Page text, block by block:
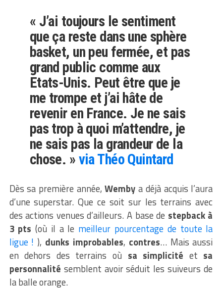
« J’ai toujours le sentiment
que ça reste dans une sphère
basket, un peu fermée, et pas
grand public comme aux
Etats-Unis. Peut être que je
me trompe et j’ai hâte de
revenir en France. Je ne sais
pas trop à quoi m’attendre, je
ne sais pas la grandeur de la
chose. » via Théo Quintard
Dès sa première année,Wemby a déjà acquis l’aura
d’une superstar. Que ce soit sur les terrains avec
des actions venues d’ailleurs. A base de stepback à
3 pts (où il a le meilleur pourcentage de toute la
ligue ! ), dunks improbables, contres… Mais aussi
en dehors des terrains où sa simplicité et sa
personnalité semblent avoir séduit les suiveurs de
la balle orange.